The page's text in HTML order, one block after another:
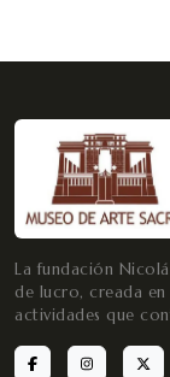
La fundación
de lucro, creada
actividades que